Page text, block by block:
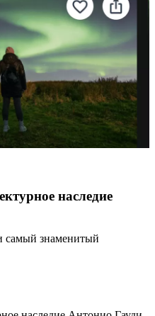
наследие
самый знаменитый